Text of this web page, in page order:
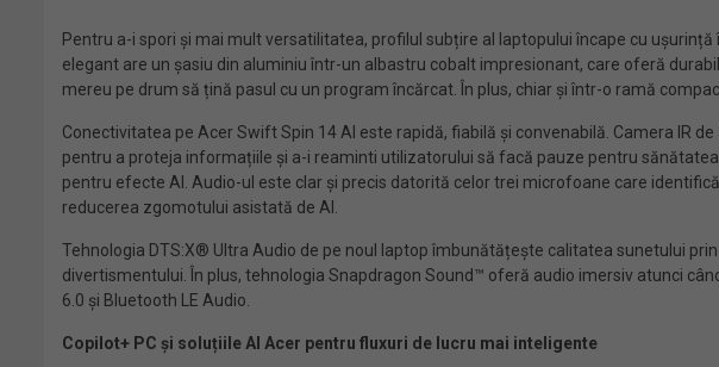
Pentru a-i spori și mai mult versatilitatea, profilul subțire al laptopului încape cu
elegant are un șasiu din aluminiu într-un albastru cobalt impresionant, care oferă
mereu pe drum să țină pasul cu un program încărcat. În plus, chiar și într-o ramă
Conectivitatea pe Acer Swift Spin 14 AI este rapidă, fiabilă și convenabilă. Camera IR
pentru a proteja informațiile și a-i reaminti utilizatorului să facă pauze pentru
pentru efecte AI. Audio-ul este clar și precis datorită celor trei microfoane care
reducerea zgomotului asistată de AI.
Tehnologia DTS:X® Ultra Audio de pe noul laptop îmbunătățește calitatea sunetului
divertismentului. În plus, tehnologia Snapdragon Sound™ oferă audio imersiv atunci
6.0 și Bluetooth LE Audio.
Copilot+ PC și soluțiile AI Acer pentru fluxuri de lucru mai inteligente